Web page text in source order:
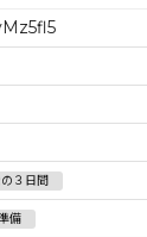
３日間
備